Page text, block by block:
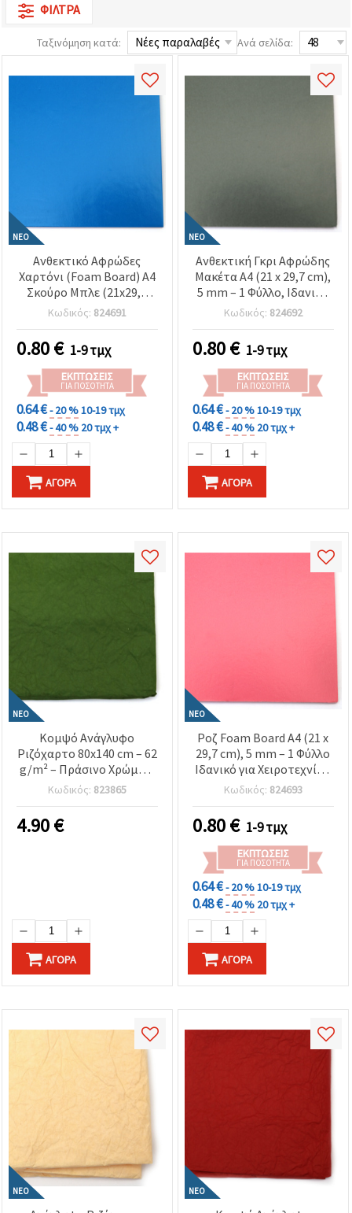
ΦΊΛΤΡΑ
Ταξινόμηση κατά: Ανά σελίδα:
ΝΈΟ
Ανθεκτικό Αφρώδες
Χαρτόνι (Foam Board) A4
Σκούρο Μπλε (21x29,7
cm, 5 mm) – Ιδανικό για
Χειροτεχνίες, Μακέτες,
Πινακίδες & Δημιουργικά
Projects
Κωδικός: 824691
0.80€ 1-9 τμχ
ΕΚΠΤΏΣΕΙΣ
ΓΙΑ ΠΟΣΌΤΗΤΑ
0.64 €- 20 %10-19 τμχ
0.48 €- 40 % 20 τμχ +
ΑΓΟΡΆ
ΝΈΟ
Ανθεκτική Γκρι Αφρώδης
Μακέτα A4 (21 x 29,7 cm),
5 mm – 1 Φύλλο, Ιδανική
για Δημιουργικές
Κατασκευές, Χειροτεχνίες
& Display Προβολές
Κωδικός: 824692
0.80€ 1-9 τμχ
ΕΚΠΤΏΣΕΙΣ
ΓΙΑ ΠΟΣΌΤΗΤΑ
0.64 €- 20 %10-19 τμχ
0.48 €- 40 % 20 τμχ +
ΑΓΟΡΆ
ΝΈΟ
Κομψό Ανάγλυφο
Ριζόχαρτο 80x140 cm – 62
g/m² – Πράσινο Χρώμα –
Ιδανικό για Ντεκουπάζ,
Χειροτεχνίες &
Καλλιτεχνικές
Δημιουργίες
Κωδικός: 823865
4.90€
ΑΓΟΡΆ
ΝΈΟ
Ροζ Foam Board A4 (21 x
29,7 cm), 5 mm – 1 Φύλλο
Ιδανικό για Χειροτεχνίες,
Μακέτες, Παρουσιάσεις &
DIY Κατασκευές EM ART
Κωδικός: 824693
0.80€ 1-9 τμχ
ΕΚΠΤΏΣΕΙΣ
ΓΙΑ ΠΟΣΌΤΗΤΑ
0.64 €- 20 %10-19 τμχ
0.48 €- 40 % 20 τμχ +
ΑΓΟΡΆ
ΝΈΟ ΝΈΟ